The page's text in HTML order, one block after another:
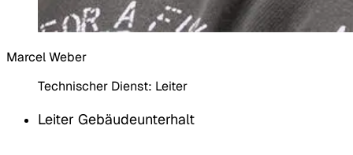
Marcel Weber
Technischer Dienst: Leiter
Leiter Gebäudeunterhalt